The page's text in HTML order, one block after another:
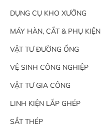
DỤNG CỤ KHO XƯỞNG
MÁY HÀN, CẮT & PHỤ KIỆN
VẬT TƯ ĐƯỜNG ỐNG
VỆ SINH CÔNG NGHIỆP
VẬT TƯ GIA CÔNG
LINH KIỆN LẮP GHÉP
SẮT THÉP